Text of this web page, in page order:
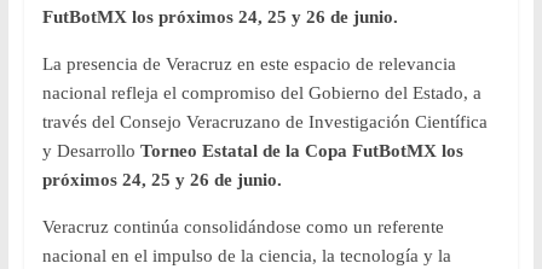
FutBotMX los próximos 24, 25 y 26 de junio.
La presencia de Veracruz en este espacio de relevancia
nacional refleja el compromiso del Gobierno del Estado, a
través del Consejo Veracruzano de Investigación Científica
y Desarrollo Torneo Estatal de la Copa FutBotMX los
próximos 24, 25 y 26 de junio.
Veracruz continúa consolidándose como un referente
nacional en el impulso de la ciencia, la tecnología y la